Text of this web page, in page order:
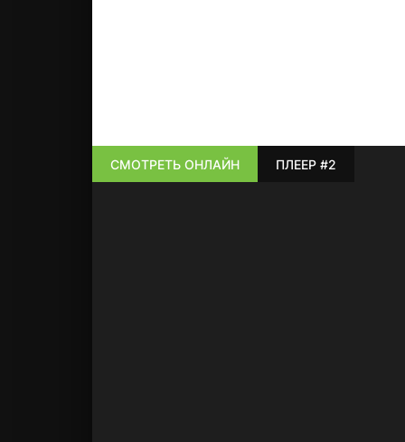
СМОТРЕТЬ ОНЛАЙН ПЛЕЕР #2